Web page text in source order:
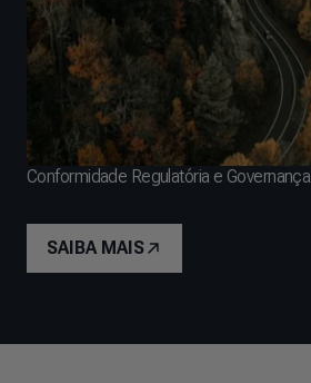
Conformidade Regulatória e Governança
SAIBA MAIS